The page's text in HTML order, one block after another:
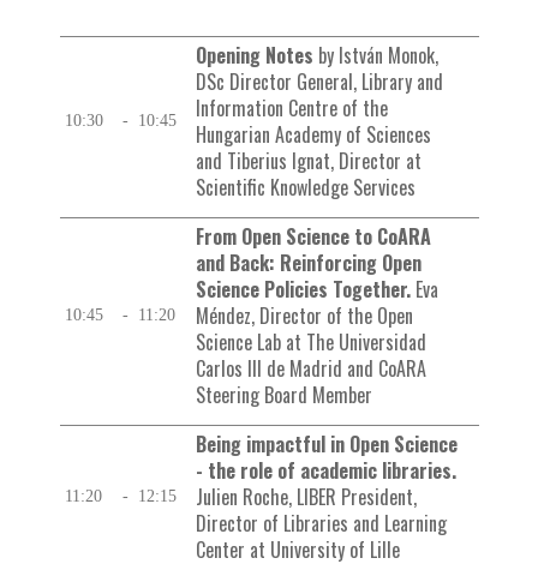
10:30 - 10:45
Opening Notes by István Monok,
DSc Director General, Library and
Information Centre of the
Hungarian Academy of Sciences
and Tiberius Ignat, Director at
Scientific Knowledge Services
10:45 - 11:20
From Open Science to CoARA
and Back: Reinforcing Open
Science Policies Together.Eva
Méndez, Director of the Open
Science Lab at The Universidad
Carlos III de Madrid and CoARA
Steering Board Member
11:20 - 12:15
Being impactful in Open Science
- the role of academic libraries.
Julien Roche, LIBER President,
Director of Libraries and Learning
Center at University of Lille